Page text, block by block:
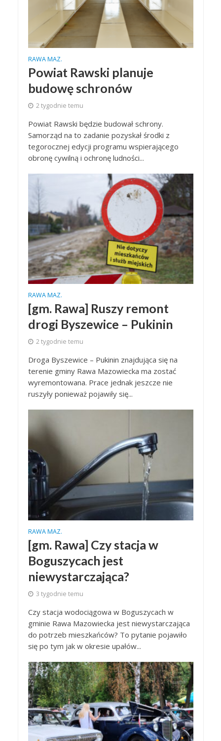
RAWA MAZ.
Powiat Rawski planuje
budowę schronów
2 tygodnie temu
Powiat Rawski będzie budował schrony.
Samorząd na to zadanie pozyskał środki z
tegorocznej edycji programu wspierającego
obronę cywilną i ochronę ludności...
RAWA MAZ.
[gm. Rawa] Ruszy remont
drogi Byszewice – Pukinin
2 tygodnie temu
Droga Byszewice – Pukinin znajdująca się na
terenie gminy Rawa Mazowiecka ma zostać
wyremontowana. Prace jednak jeszcze nie
ruszyły ponieważ pojawiły się...
RAWA MAZ.
[gm. Rawa] Czy stacja w
Boguszycach jest
niewystarczająca?
3 tygodnie temu
Czy stacja wodociągowa w Boguszycach w
gminie Rawa Mazowiecka jest niewystarczająca
do potrzeb mieszkańców? To pytanie pojawiło
się po tym jak w okresie upałów...